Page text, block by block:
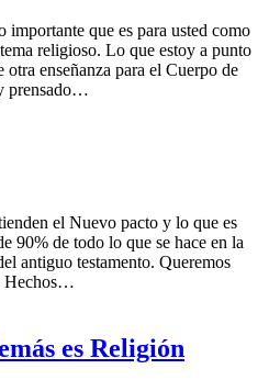
que es para usted como
religioso. Lo que estoy a punto
enseñanza para el Cuerpo de
prensado…
el Nuevo pacto y lo que es
90% de todo lo que se hace en la
antiguo testamento. Queremos
Hechos…
es Religión